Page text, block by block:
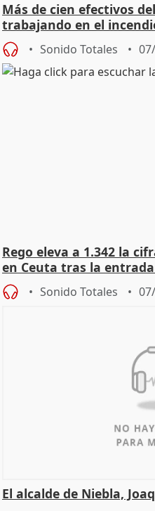
Más de cien efectivos
trabajando en el
Sonido Totales
Rego eleva a 1.342 la
en Ceuta tras la
Sonido Totales
El alcalde de Niebla,